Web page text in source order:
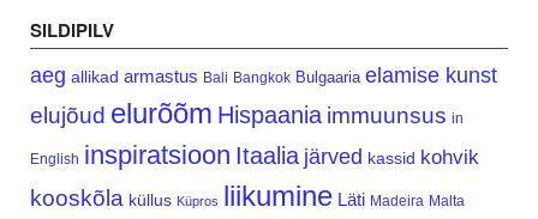
SILDIPILV
aeg allikad armastus Bali Bangkok Bulgaaria elamise kunst
elujõud elurõõm Hispaania immuunsus in
English inspiratsioon Itaalia järved kassid kohvik
kooskõla küllus Küpros liikumine Läti Madeira Malta